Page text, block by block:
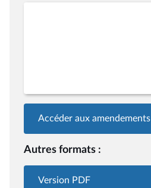
Accéder aux amendements
Autres formats :
Version PDF